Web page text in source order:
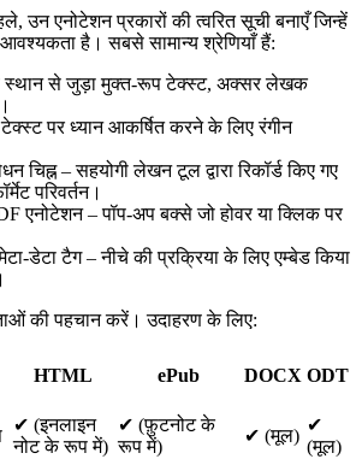
एनोटेशन प्रकारों की त्वरित सूची बनाएँ जिन्हें
है। सबसे सामान्य श्रेणियाँ हैं:
स्थान से जुड़ा मुक्त‑रूप टेक्स्ट, अक्सर लेखक
पर ध्यान आकर्षित करने के लिए रंगीन
चिह्न– सहयोगी लेखन टूल द्वारा रिकॉर्ड किए गए
परिवर्तन।
एनोटेशन– पॉप‑अप बक्से जो होवर या क्लिक पर
टैग– नीचे की प्रक्रिया के लिए एम्बेड किया
की पहचान करें। उदाहरण के लिए:
HTML ePub DOCX ODT
✔︎ (इनलाइन
नोट के रूप में)
✔︎ (फ़ुटनोट के
रूप में)
✔︎ (मूल)
✔︎
(मूल)